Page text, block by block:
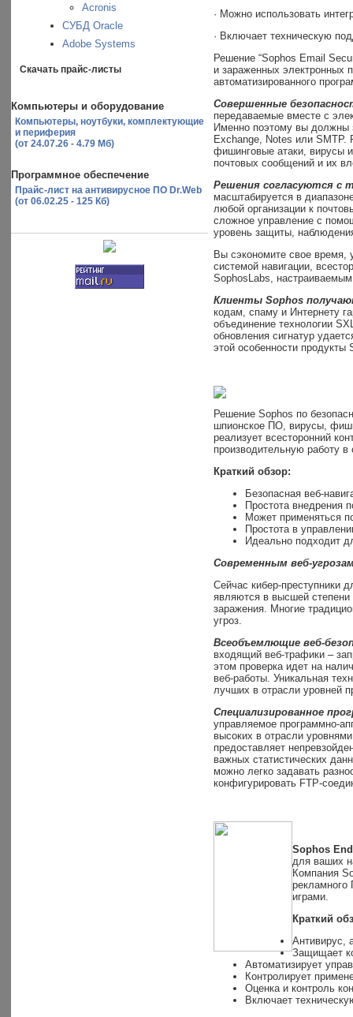
Acronis
СУБД Oracle
Adobe Systems
Скачать прайс-листы
Компьютеры и оборудование
Компьютеры, ноутбуки, комплектующие
и периферия
(от 24.07.26 - 4.79 Мб)
Программное обеспечение
Прайс-лист на антивирусное ПО Dr.Web
(от 06.02.25 - 125 Кб)
· Можно использовать
· Включает техническую
Решение “Sophos Email
и зараженных электронных
автоматизированного
Совершенные
передаваемые вместе с
Именно поэтому вы должны
Exchange, Notes или SMTP.
фишинговые атаки, вирусы
почтовых сообщений и их
Решения согласуются с
масштабируется в
любой организации к
сложное управление с
уровень защиты,
Вы сэкономите свое время,
системой навигации,
SophosLabs,
Клиенты Sophos
кодам, спаму и Интернету
объединение технологии
обновления сигнатур
этой особенности
Решение Sophos по
шпионское ПО, вирусы,
реализует всесторонний
производительную работу в
Краткий обзор:
Безопасная веб-
Простота внедрения
Может применяться
Простота в
Идеально подходит
Современным веб-
Сейчас кибер-преступники
являются в высшей
заражения. Многие
угроз.
Всеобъемлющие веб-
входящий веб-трафики –
этом проверка идет на
веб-работы. Уникальная
лучших в отрасли уровней
Специализированное
управляемое программно-
высоких в отрасли
предоставляет
важных статистических
можно легко задавать
конфигурировать FTP-
Sophos
для ваших
Компания
играми.
Краткий
Антивирус,
Защищает
Автоматизирует
Контролирует
Оценка и контроль
Включает